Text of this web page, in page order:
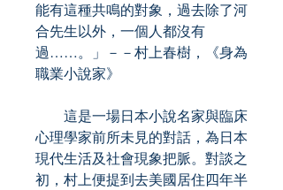
能有這種共鳴的對象，過去除了河
合先生以外，一個人都沒有
過……。」－－村上春樹，《身為
職業小說家》
這是一場日本小說名家與臨床
心理學家前所未見的對話，為日本
現代生活及社會現象把脈。對談之
初，村上便提到去美國居住四年半